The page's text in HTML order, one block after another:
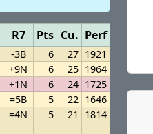
R7 Pts Cu. Perf
-3B 6 27 1921
+9N 6 25 1964
+1N 6 24 1725
=5B 5 22 1646
=4N 5 21 1814